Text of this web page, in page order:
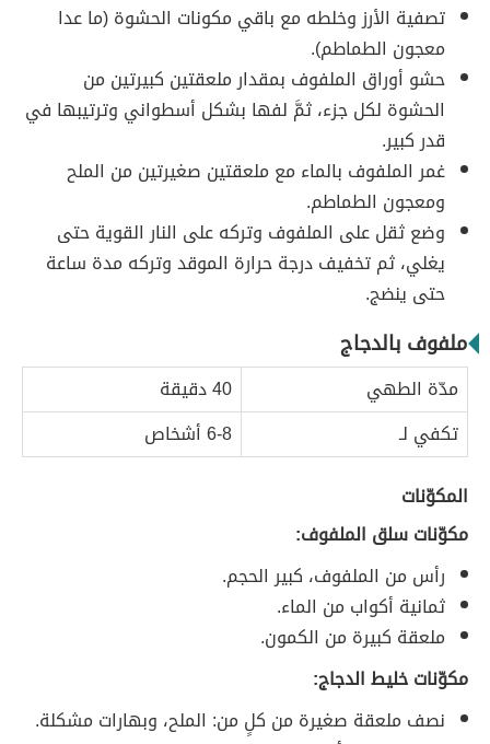
تصفية الأرز وخلطه مع باقي مكونات الحشوة (ما عدا
معجون الطماطم).
حشو أوراق الملفوف بمقدار ملعقتين كبيرتين من
الحشوة لكل جزء، ثمَّ لفها بشكل أسطواني وترتيبها في
قدر كبير.
غمر الملفوف بالماء مع ملعقتين صغيرتين من الملح
ومعجون الطماطم.
وضع ثقل على الملفوف وتركه على النار القوية حتى
يغلي، ثم تخفيف درجة حرارة الموقد وتركه مدة ساعة
حتى ينضج.
ملفوف بالدجاج
مدّة الطهي
40 دقيقة
تكفي لـ
6-8 أشخاص
المكوّنات
مكوّنات سلق الملفوف:
رأس من الملفوف، كبير الحجم.
ثمانية أكواب من الماء.
ملعقة كبيرة من الكمون.
مكوّنات خليط الدجاج:
نصف ملعقة صغيرة من كلٍ من: الملح، وبهارات مشكلة.